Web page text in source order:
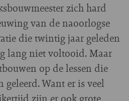
zich hard
van de naoorlogse
die twintig jaar geleden
lang niet voltooid. Maar
op de lessen die
Want er is veel